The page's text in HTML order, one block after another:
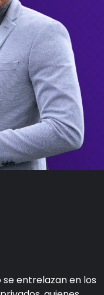
entrelazan en los